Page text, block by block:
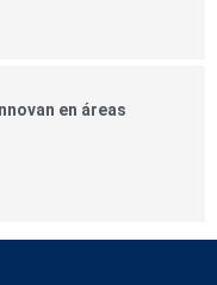
en áreas